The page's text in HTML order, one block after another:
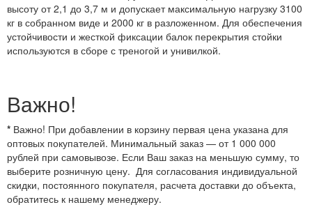
высоту от 2,1 до 3,7 м и допускает максимальную нагрузку 3100
кг в собранном виде и 2000 кг в разложенном. Для обеспечения
устойчивости и жесткой фиксации балок перекрытия стойки
используются в сборе с треногой и унивилкой.
Важно!
* Важно! При добавлении в корзину первая цена указана для
оптовых покупателей. Минимальный заказ — от 1 000 000
рублей при самовывозе. Если Ваш заказ на меньшую сумму, то
выберите розничную цену. Для согласования индивидуальной
скидки, постоянного покупателя, расчета доставки до объекта,
обратитесь к нашему менеджеру.